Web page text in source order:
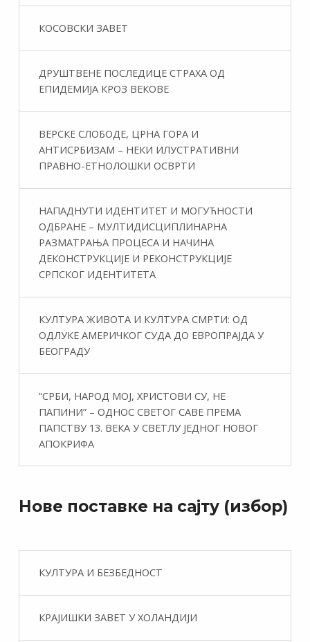
КОСОВСКИ ЗАВЕТ
ДРУШТВЕНЕ ПОСЛЕДИЦЕ СТРАХА ОД
ЕПИДЕМИЈА КРОЗ ВЕКОВЕ
ВЕРСКЕ СЛОБОДЕ, ЦРНА ГОРА И
АНТИСРБИЗАМ – НЕКИ ИЛУСТРАТИВНИ
ПРАВНО-ЕТНОЛОШКИ ОСВРТИ
НАПАДНУТИ ИДЕНТИТЕТ И МОГУЋНОСТИ
ОДБРАНЕ – МУЛТИДИСЦИПЛИНАРНА
РАЗМАТРАЊА ПРОЦЕСА И НАЧИНА
ДЕКОНСТРУКЦИЈЕ И РЕКОНСТРУКЦИЈЕ
СРПСКОГ ИДЕНТИТЕТА
КУЛТУРА ЖИВОТА И КУЛТУРА СМРТИ: ОД
ОДЛУКЕ АМЕРИЧКОГ СУДА ДО ЕВРОПРАЈДА У
БЕОГРАДУ
“СРБИ, НАРОД МОЈ, ХРИСТОВИ СУ, НЕ
ПАПИНИ” – ОДНОС СВЕТОГ САВЕ ПРЕМА
ПАПСТВУ 13. ВЕКА У СВЕТЛУ ЈЕДНОГ НОВОГ
АПОКРИФА
Нове поставке на сајту (избор)
КУЛТУРА И БЕЗБЕДНОСТ
КРАЈИШКИ ЗАВЕТ У ХОЛАНДИЈИ